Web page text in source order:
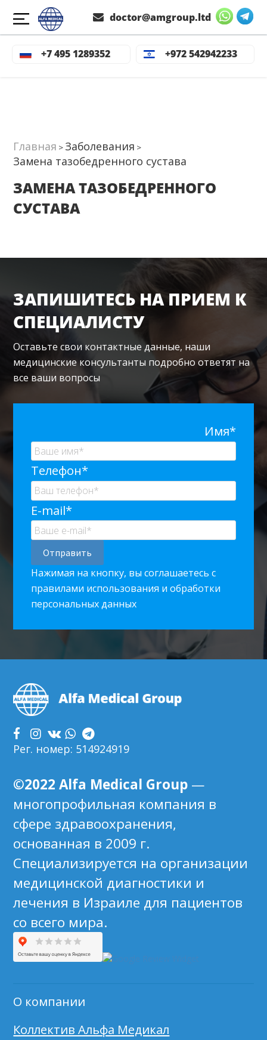
+7 495 1289352 +972 542942233
doctor@amgroup.ltd
Главная > Заболевания >
Замена тазобедренного сустава
ЗАМЕНА ТАЗОБЕДРЕННОГО
СУСТАВА
ЗАПИШИТЕСЬ НА ПРИЕМ К
СПЕЦИАЛИСТУ
Оставьте свои контактные данные, наши
медицинские консультанты подробно ответят на
все ваши вопросы
Имя*
Телефон*
E-mail*
Нажимая на кнопку, вы соглашаетесь с
правилами использования и обработки
персональных данных
Footer
Рег. номер: 514924919
©2022 Alfa Medical Group —
многопрофильная компания в
сфере здравоохранения,
основанная в 2009 г.
Специализируется на организации
медицинской диагностики и
лечения в Израиле для пациентов
со всего мира.
О компании
Коллектив Альфа Медикал